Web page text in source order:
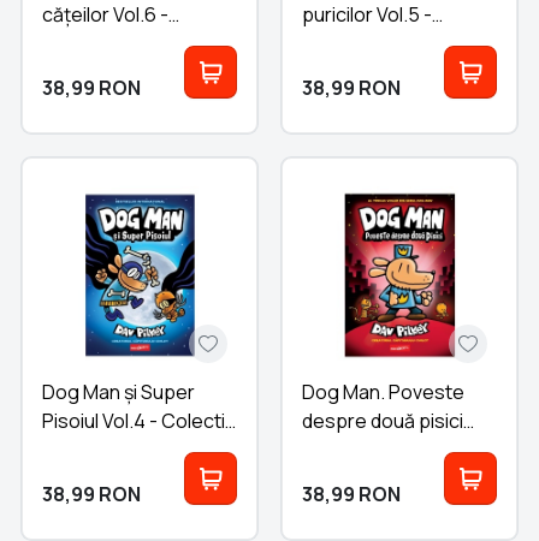
cățeilor Vol.6 -
Colectia Dav Pilkey
38,99 RON
puricilor Vol.5 -
Colectia Dav Pilkey
38,99 RON
Dog Man și Super
Pisoiul Vol.4 - Colectia
38,99 RON
Dog Man. Poveste
despre două pisici
Vol.3 - Colectia Dav
38,99 RON